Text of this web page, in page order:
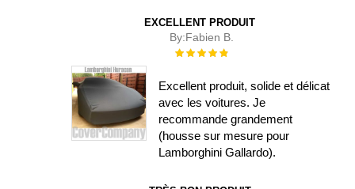
EXCELLENT PRODUIT
By:Fabien B.
Évaluation :
Excellent produit, solide et délicat
avec les voitures. Je
recommande grandement
(housse sur mesure pour
Lamborghini Gallardo).